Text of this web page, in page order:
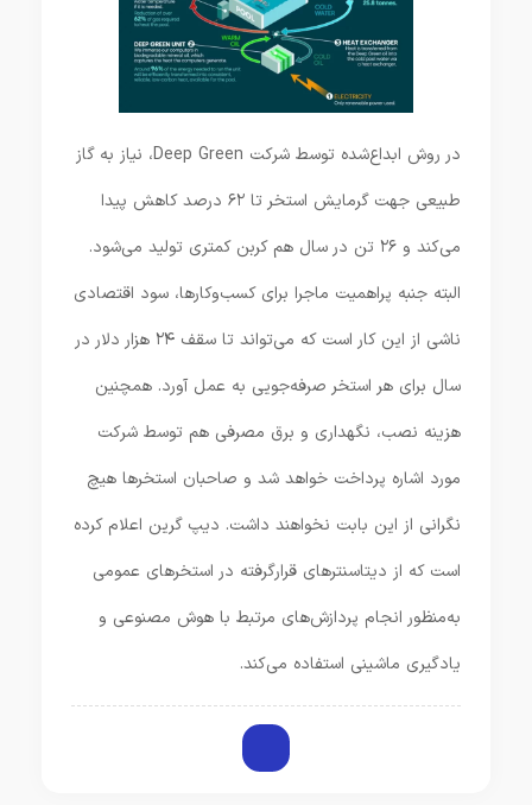
در روش ابداع‌شده توسط شرکت Deep Green، نیاز به گاز
طبیعی جهت گرمایش استخر تا ۶۲ درصد کاهش پیدا
می‌کند و ۲۶ تن در سال هم کربن کمتری تولید می‌شود.
البته جنبه پراهمیت ماجرا برای کسب‌وکارها، سود اقتصادی
ناشی از این کار است که می‌تواند تا سقف ۲۴ هزار دلار در
سال برای هر استخر صرفه‌جویی به عمل آورد. همچنین
هزینه نصب، نگهداری و برق مصرفی هم توسط شرکت
مورد اشاره پرداخت خواهد شد و صاحبان استخرها هیچ
نگرانی از این بابت نخواهند داشت. دیپ گرین اعلام کرده
است که از دیتاسنترهای قرار‌گرفته در استخرهای عمومی
به‌منظور انجام پردازش‌های مرتبط با هوش مصنوعی و
یادگیری ماشینی استفاده می‌کند.